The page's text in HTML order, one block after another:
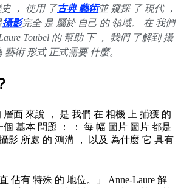
， 使用 了古典 藝術並 窺探 了 現代 ，
攝影完全 是 屬於 自己 的 領域。 在 我們
Toubel 的 幫助 下 ， 我們 了解到 攝
藝術 形式 正式需要 什麼。
面 來說 ， 是 我們 在 相機 上 捕獲 的
個 基本 問題 ： ： 每 幅 圖片 圖片 都是
影 所處 的 鴻溝 ， 以及 為什麼 它 具有
佔有 特殊 的 地位。」 Anne-Laure 解